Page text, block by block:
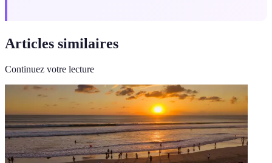
Articles similaires
Continuez votre lecture